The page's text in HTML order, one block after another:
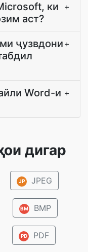
ки
аст?
+
ҷузвдони +
Word-и +
дигар
JP JPEG
BM BMP
PD PDF